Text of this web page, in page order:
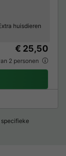
huisdieren
€ 25,50
2 personen
specifieke